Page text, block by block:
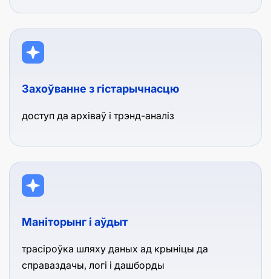
Захоўванне з гістарычнасцю
доступ да архіваў і трэнд-аналіз
Маніторынг і аўдыт
трасіроўка шляху даных ад крыніцы да
справаздачы, логі і дашборды